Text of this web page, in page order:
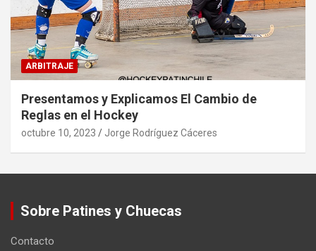
ARBITRAJE
Presentamos y Explicamos El Cambio de
Reglas en el Hockey
octubre 10, 2023 Jorge Rodríguez Cáceres
Sobre Patines y Chuecas
Contacto